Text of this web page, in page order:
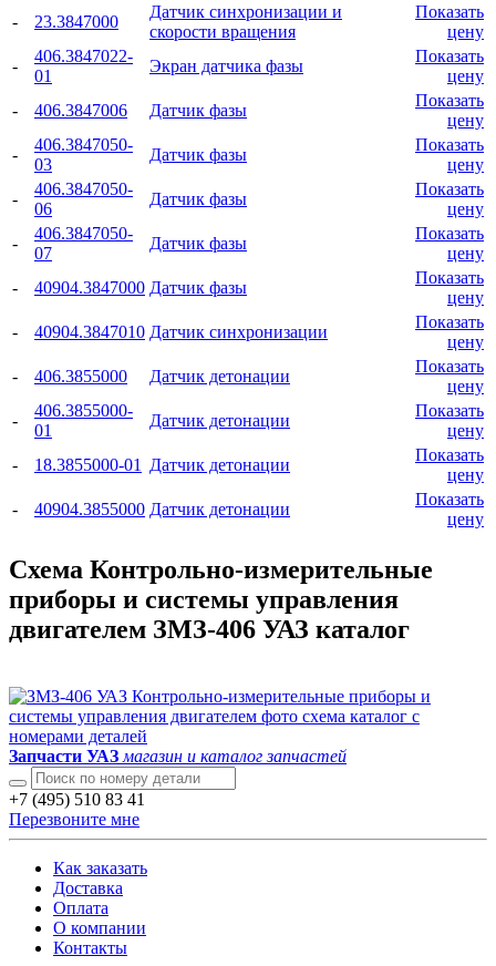
-
23.3847000
Датчик синхронизации и
скорости вращения
Показать
цену
-
406.3847022-
01
Экран датчика фазы
Показать
цену
-
406.3847006 Датчик фазы
Показать
цену
-
406.3847050-
03
Датчик фазы
Показать
цену
-
406.3847050-
06
Датчик фазы
Показать
цену
-
406.3847050-
07
Датчик фазы
Показать
цену
-
40904.3847000 Датчик фазы
Показать
цену
-
40904.3847010 Датчик синхронизации
Показать
цену
-
406.3855000 Датчик детонации
Показать
цену
-
406.3855000-
01
Датчик детонации
Показать
цену
-
18.3855000-01 Датчик детонации
Показать
цену
-
40904.3855000 Датчик детонации
Показать
цену
Схема Контрольно-измерительные
приборы и системы управления
двигателем ЗМЗ-406 УАЗ каталог
Запчасти УАЗ магазин и каталог запчастей
+7 (495) 510 83 41
Перезвоните мне
Как заказать
Доставка
Оплата
О компании
Контакты